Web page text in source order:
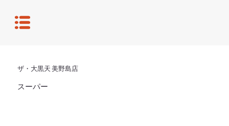
ザ・大黒天 美野島店
スーパー